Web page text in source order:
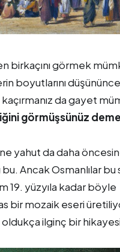
birkaçını görmek
boyutlarını
da gayet
görmüşsünüz
yahut da daha
Ancak Osmanlılar bu
19. yüzyıla kadar böyle
bir mozaik eseri
ilginç bir